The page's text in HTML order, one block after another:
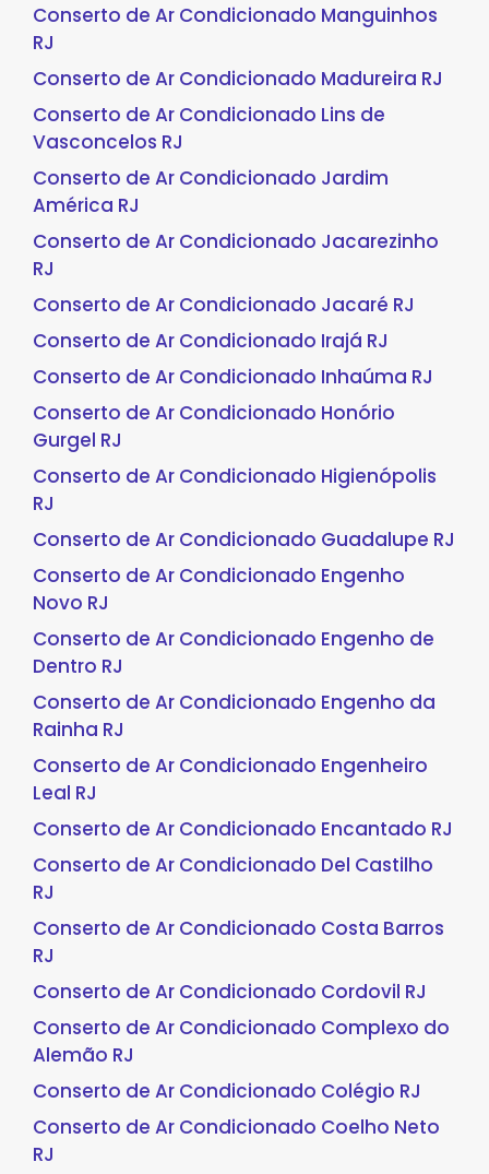
Conserto de Ar Condicionado Manguinhos
RJ
Conserto de Ar Condicionado Madureira RJ
Conserto de Ar Condicionado Lins de
Vasconcelos RJ
Conserto de Ar Condicionado Jardim
América RJ
Conserto de Ar Condicionado Jacarezinho
RJ
Conserto de Ar Condicionado Jacaré RJ
Conserto de Ar Condicionado Irajá RJ
Conserto de Ar Condicionado Inhaúma RJ
Conserto de Ar Condicionado Honório
Gurgel RJ
Conserto de Ar Condicionado Higienópolis
RJ
Conserto de Ar Condicionado Guadalupe RJ
Conserto de Ar Condicionado Engenho
Novo RJ
Conserto de Ar Condicionado Engenho de
Dentro RJ
Conserto de Ar Condicionado Engenho da
Rainha RJ
Conserto de Ar Condicionado Engenheiro
Leal RJ
Conserto de Ar Condicionado Encantado RJ
Conserto de Ar Condicionado Del Castilho
RJ
Conserto de Ar Condicionado Costa Barros
RJ
Conserto de Ar Condicionado Cordovil RJ
Conserto de Ar Condicionado Complexo do
Alemão RJ
Conserto de Ar Condicionado Colégio RJ
Conserto de Ar Condicionado Coelho Neto
RJ